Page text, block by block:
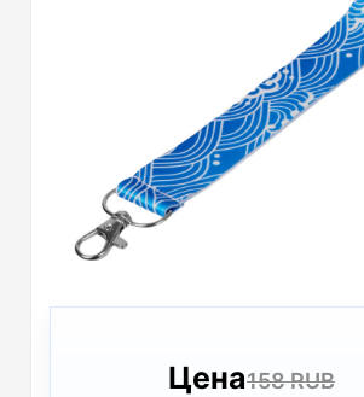
Цена158 RUB